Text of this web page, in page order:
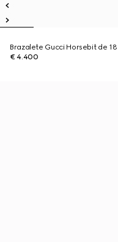
Brazalete Gucci Horsebit de
€ 4.400